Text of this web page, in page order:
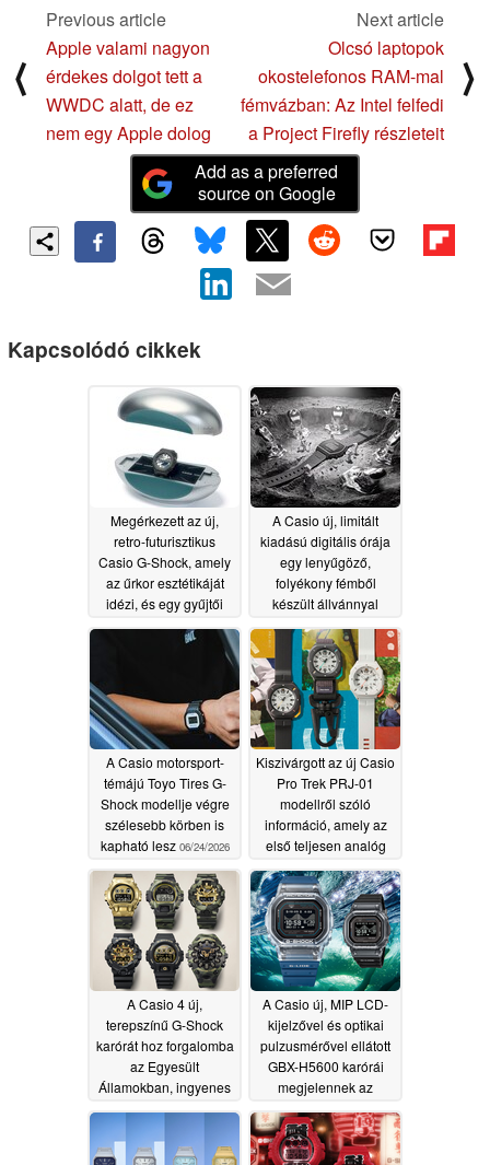
⟨
Previous article
Apple valami nagyon
érdekes dolgot tett a
WWDC alatt, de ez
nem egy Apple dolog
Next article
Olcsó laptopok
okostelefonos RAM-mal
fémvázban: Az Intel felfedi
a Project Firefly részleteit
⟩
Add as a preferred
source on Google
Kapcsolódó cikkek
Megérkezett az új,
retro-futurisztikus
Casio G-Shock, amely
az űrkor esztétikáját
idézi, és egy gyűjtői
szerű tokban kerül
A Casio új, limitált
kiadású digitális órája
egy lenyűgöző,
folyékony fémből
készült állvánnyal
07/01/2026
A Casio motorsport-
témájú Toyo Tires G-
Shock modellje végre
szélesebb körben is
kapható lesz 06/24/2026
Kiszivárgott az új Casio
Pro Trek PRJ-01
modellről szóló
információ, amely az
első teljesen analóg
karabineres szíjjal
06/22/2026
A Casio 4 új,
terepszínű G-Shock
karórát hoz forgalomba
az Egyesült
Államokban, ingyenes
kíséretében
A Casio új, MIP LCD-
kijelzővel és optikai
pulzusmérővel ellátott
GBX-H5600 karórái
megjelennek az
06/18/2026